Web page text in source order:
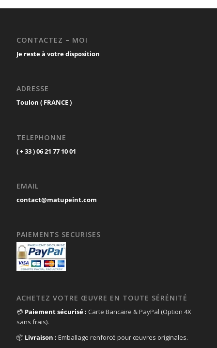
CONTACTEZ – MOI
Je reste à votre disposition
ADRESSE
Toulon ( FRANCE )
TELEPHONNE
( + 33 ) 06 21 77 10 01
EMAIL
contact@matupeint.com
PAIEMENTS SECURISES
ACHETEZ VOTRE ŒUVRE EN TOUTE SÉRÉNITÉ
💳 Paiement sécurisé : Carte Bancaire & PayPal (Option 4X
sans frais).
📦 Livraison : Emballage renforcé pour œuvres originales.